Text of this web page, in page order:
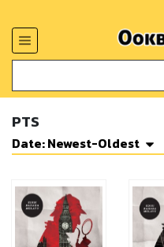
PTS
Date: Newest-Oldest